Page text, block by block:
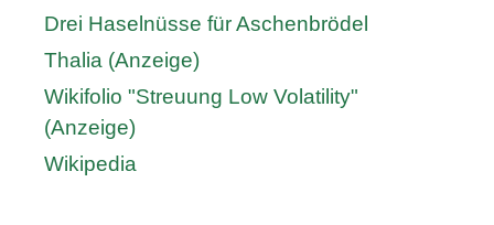
Drei Haselnüsse für Aschenbrödel
Thalia (Anzeige)
Wikifolio "Streuung Low Volatility"
(Anzeige)
Wikipedia